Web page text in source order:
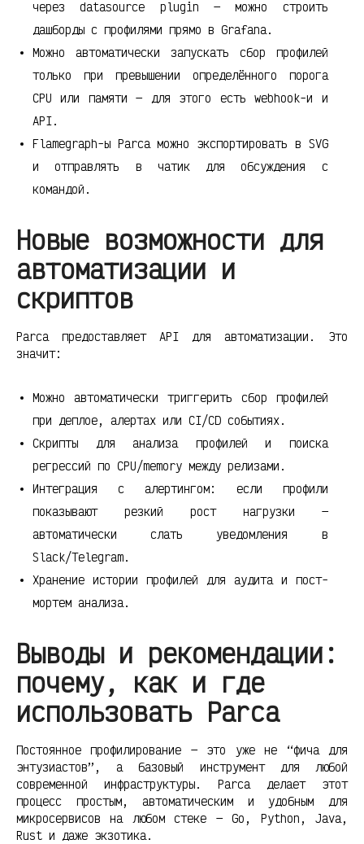
через datasource plugin — можно строить
дашборды с профилями прямо в Grafana.
Можно автоматически запускать сбор профилей
только при превышении определённого порога
CPU или памяти — для этого есть webhook-и и
API.
Flamegraph-ы Parca можно экспортировать в SVG
и отправлять в чатик для обсуждения с
командой.
Новые возможности для
автоматизации и
скриптов
Parca предоставляет API для автоматизации. Это
значит:
Можно автоматически триггерить сбор профилей
при деплое, алертах или CI/CD событиях.
Скрипты для анализа профилей и поиска
регрессий по CPU/memory между релизами.
Интеграция с алертингом: если профили
показывают резкий рост нагрузки —
автоматически слать уведомления в
Slack/Telegram.
Хранение истории профилей для аудита и пост-
мортем анализа.
Выводы и рекомендации:
почему, как и где
использовать Parca
Постоянное профилирование — это уже не “фича для
энтузиастов”, а базовый инструмент для любой
современной инфраструктуры. Parca делает этот
процесс простым, автоматическим и удобным для
микросервисов на любом стеке — Go, Python, Java,
Rust и даже экзотика.